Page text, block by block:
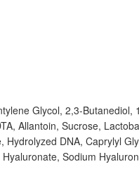
Glycol, 2,3-
Allantoin, Sucrose,
DNA, Caprylyl
Sodium